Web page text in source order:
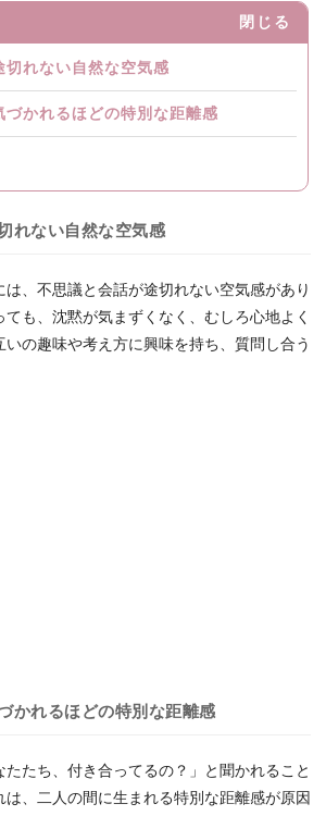
閉じる
切れない自然な空気感
づかれるほどの特別な距離感
れない自然な空気感
は、不思議と会話が途切れない空気感があり
ても、沈黙が気まずくなく、むしろ心地よく
の趣味や考え方に興味を持ち、質問し合う
かれるほどの特別な距離感
たたち、付き合ってるの？」と聞かれること
、二人の間に生まれる特別な距離感が原因